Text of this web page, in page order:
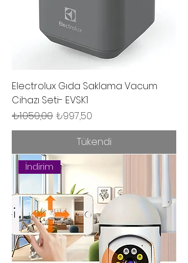
Electrolux Gıda Saklama Vacum
Cihazı Seti- EVSK1
Normal Fiyat
₺1.050,00 İndirimli Fiyat
₺997,50
Tükendi
İndirim